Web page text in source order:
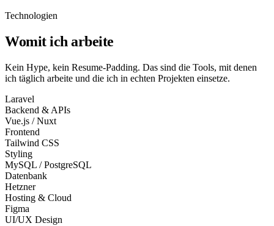
Technologien
Womit icharbeite
Kein Hype, kein Resume-Padding. Das sind die Tools, mit denen
ich täglich arbeite und die ich in echten Projekten einsetze.
Laravel
Backend & APIs
Vue.js / Nuxt
Frontend
Tailwind CSS
Styling
MySQL / PostgreSQL
Datenbank
Hetzner
Hosting & Cloud
Figma
UI/UX Design